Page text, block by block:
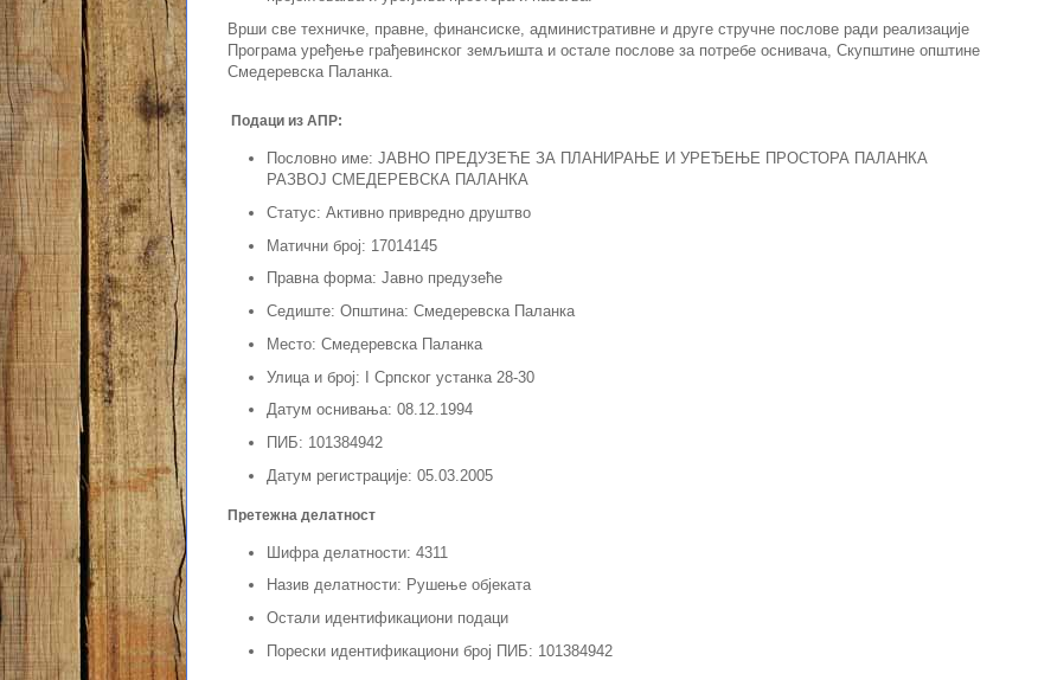
Врши све техничке, правне, финансиске, административне и друге стручне послове ради реализације
Програма уређење грађевинског земљишта и остале послове за потребе оснивача, Скупштине општине
Смедеревска Паланка.
Подаци из АПР:
Пословно име: ЈАВНО ПРЕДУЗЕЋЕ ЗА ПЛАНИРАЊЕ И УРЕЂЕЊЕ ПРОСТОРА ПАЛАНКА
РАЗВОЈ СМЕДЕРЕВСКА ПАЛАНКА
Статус: Активно привредно друштво
Матични број: 17014145
Правна форма: Јавно предузеће
Седиште: Општина: Смедеревска Паланка
Место: Смедеревска Паланка
Улица и број: I Српског устанка 28-30
Датум оснивања: 08.12.1994
ПИБ: 101384942
Датум регистрације: 05.03.2005
Претежна делатност
Шифра делатности: 4311
Назив делатности: Рушење објеката
Остали идентификациони подаци
Порески идентификациони број ПИБ: 101384942